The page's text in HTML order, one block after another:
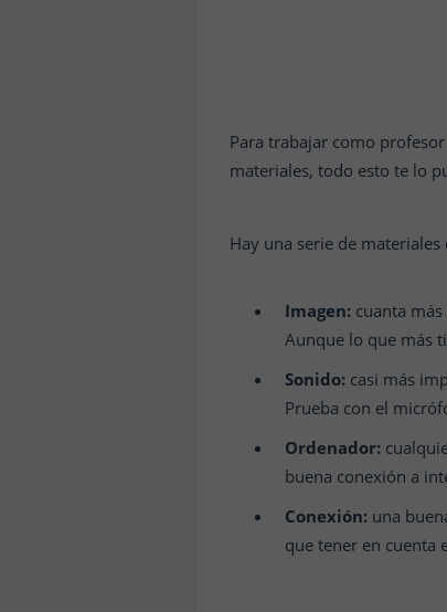
Para trabajar como
materiales, todo esto te lo
Hay una serie de
Imagen: cuanta
Aunque lo que más
Sonido: casi más
Prueba con el
Ordenador:
buena conexión a
Conexión: una
que tener en cuenta